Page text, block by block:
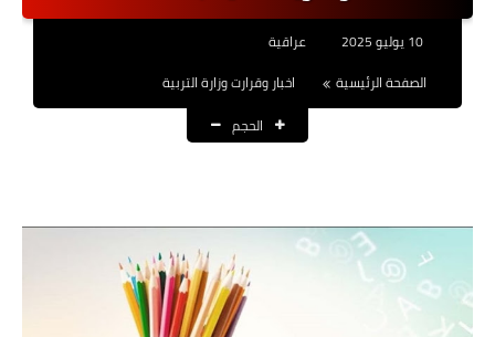
نتائج التعيينات
العقود والاجور اليومية
الرواتب والقروض
القروض والسلف
المنح المالية
قطع الاراضي
10 يوليو 2025
عراقية
الصفحة الرئيسية
اخبار وقرارت وزارة التربية
الحجم